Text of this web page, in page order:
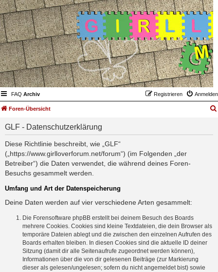
FAQ Archiv Anmelden
Registrieren
Foren-Übersicht
GLF - Datenschutzerklärung
Diese Richtlinie beschreibt, wie „GLF“
(„https://www.girlloverforum.net/forum“) (im Folgenden „der
Betreiber“) die Daten verwendet, die während deines Foren-
Besuchs gesammelt werden.
Umfang und Art der Datenspeicherung
Deine Daten werden auf vier verschiedene Arten gesammelt:
Die Forensoftware phpBB erstellt bei deinem Besuch des Boards
mehrere Cookies. Cookies sind kleine Textdateien, die dein Browser als
temporäre Dateien ablegt und die zwischen den einzelnen Aufrufen des
Boards erhalten bleiben. In diesen Cookies sind die aktuelle ID deiner
Sitzung (damit dir alle Seitenaufrufe zugeordnet werden können),
Informationen über die von dir gelesenen Beiträge (zur Markierung
dieser als gelesen/ungelesen; sofern du nicht angemeldet bist) sowie